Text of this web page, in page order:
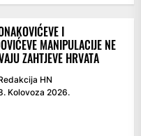
I
MANIPULACIJE NE
ZAHTJEVE HRVATA
HN
Kolovoza 2026.